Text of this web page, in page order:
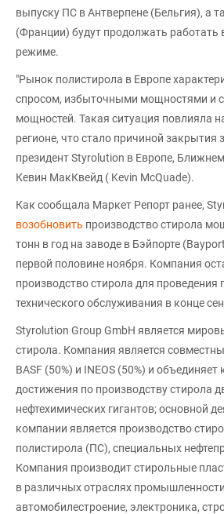
выпуску ПС в Антверпене (Бельгия), а
(Франции) будут продолжать
режиме.
"Рынок полистирола в Европе
спросом, избыточными мощностями и
мощностей. Такая ситуация повлияла
регионе, что стало причиной закрытия
президент Styrolution в Европе,
Кевин МакКвейд ( Kevin McQuade).
Как сообщала Маркет Репорт ранее,
возобновить производство стирола
тонн в год на заводе в Бэйпорте
первой половине ноября. Компания
производство стирола для проведения
технического обслуживания в конце
Styrolution Group GmbH является
стирола. Компания является
BASF (50%) и INEOS (50%) и
достижения по производству стирола
нефтехимических гигантов; основной
компании является производство
полистирола (ПС), специальных
Компания производит стирольные
в различных отраслях
автомобилестроение, электроника,